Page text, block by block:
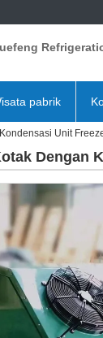
pabrik
Unit
Dengan